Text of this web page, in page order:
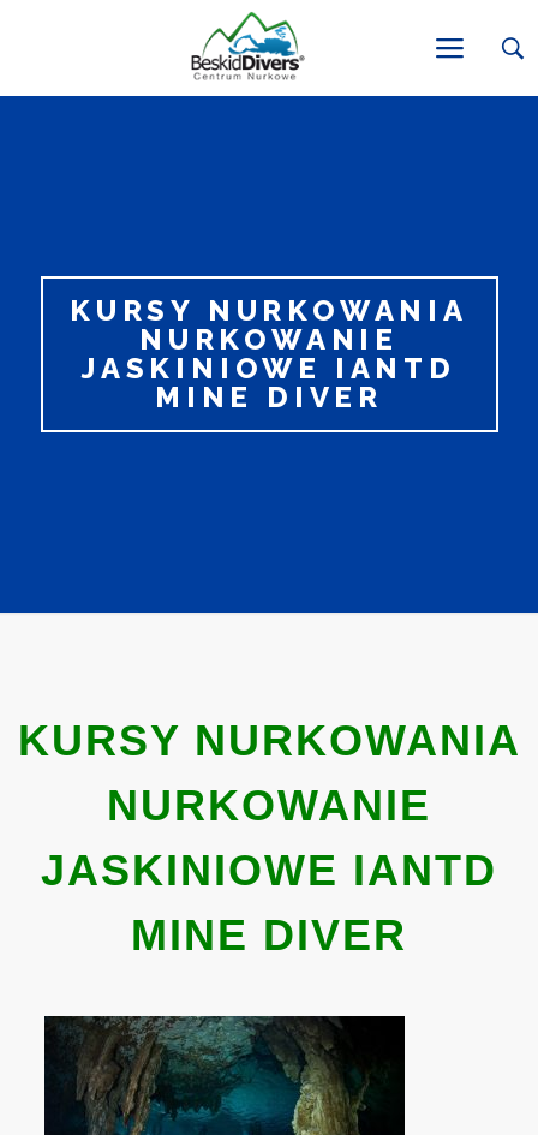
KURSY NURKOWANIA
NURKOWANIE
JASKINIOWE IANTD
MINE DIVER
KURSY NURKOWANIA
NURKOWANIE
JASKINIOWE IANTD
MINE DIVER